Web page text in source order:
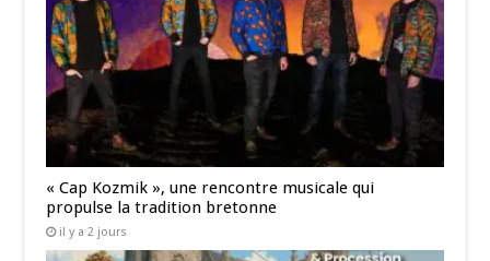
« Cap Kozmik », une rencontre musicale qui
propulse la tradition bretonne
il y a 2 jours